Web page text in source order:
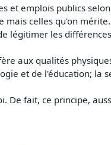
et emplois publics
mais celles qu'on mérite.
légitimer les
aux qualités
et de l'éducation; la
De fait, ce principe,